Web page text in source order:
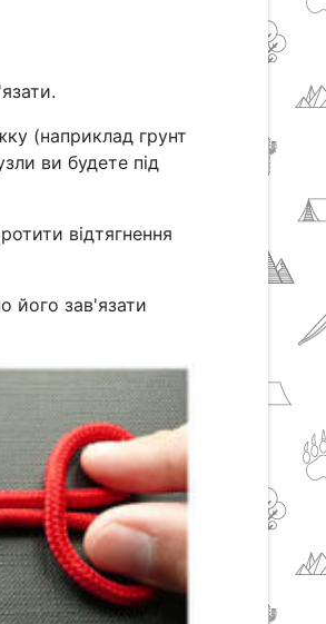
(наприклад грунт
ви будете під
відтягнення
його зав'язати